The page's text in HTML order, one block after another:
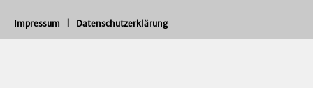
Impressum Datenschutzerklärung